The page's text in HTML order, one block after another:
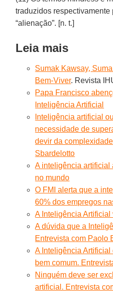
traduzidos respectivamente
“alienação”. [n. t.]
Leia mais
Sumak Kawsay,
Bem-Viver. Revista
Papa Francisco
Inteligência Artificial
Inteligência artificial
necessidade de
devir da
Sbardelotto
A inteligência artificial
no mundo
O FMI alerta que a
60% dos empregos
A Inteligência Artificial
A dúvida que a
Entrevista com Paolo
A Inteligência
bem comum.
Ninguém deve ser
artificial. Entrevista